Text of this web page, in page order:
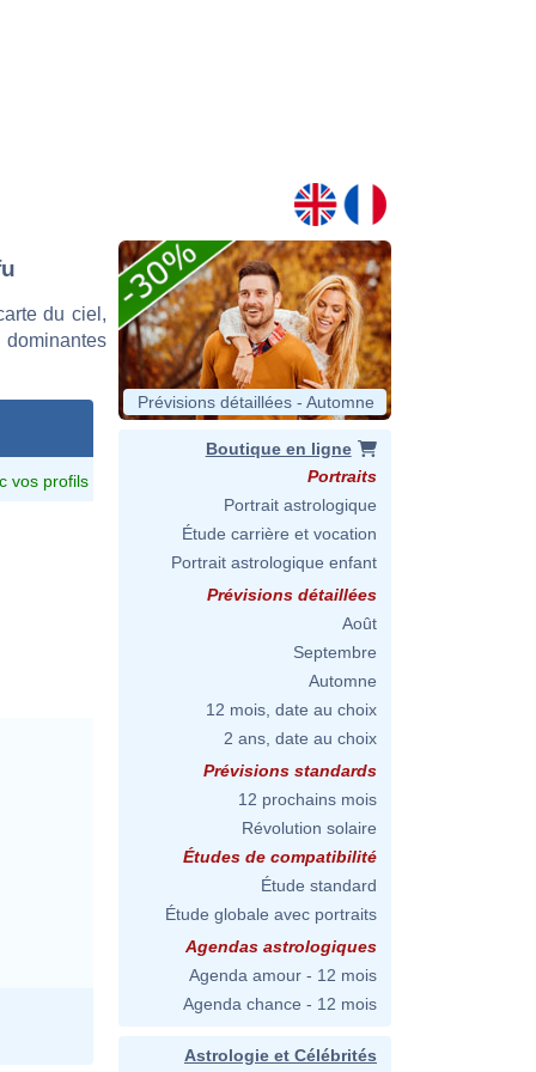
du ciel,
vos profils
Prévisions détaillées - Automne
Boutique en ligne
Portraits
Portrait astrologique
Étude carrière et vocation
Portrait astrologique enfant
Prévisions détaillées
Août
Septembre
Automne
12 mois, date au choix
2 ans, date au choix
Prévisions standards
12 prochains mois
Révolution solaire
Études de compatibilité
Étude standard
Étude globale avec portraits
Agendas astrologiques
Agenda amour - 12 mois
Agenda chance - 12 mois
Astrologie et Célébrités